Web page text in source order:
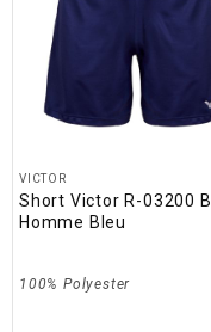
VICTOR
Short Victor R-03200 B
Homme Bleu
100% Polyester